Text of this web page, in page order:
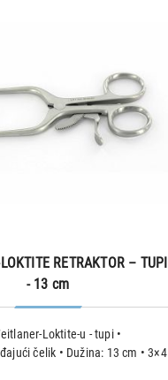
RETRAKTOR – TUPI
- 13 cm
Loktite-u - tupi •
čelik • Dužina: 13 cm • 3×4